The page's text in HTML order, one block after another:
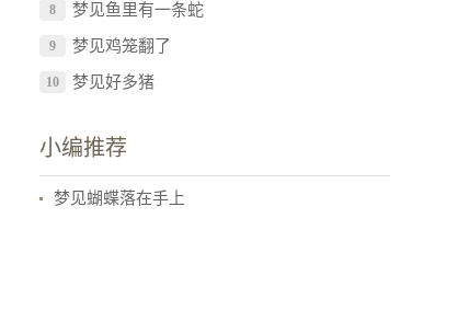
8 梦见鱼里有一条蛇
9 梦见鸡笼翻了
10 梦见好多猪
小编推荐
梦见蝴蝶落在手上